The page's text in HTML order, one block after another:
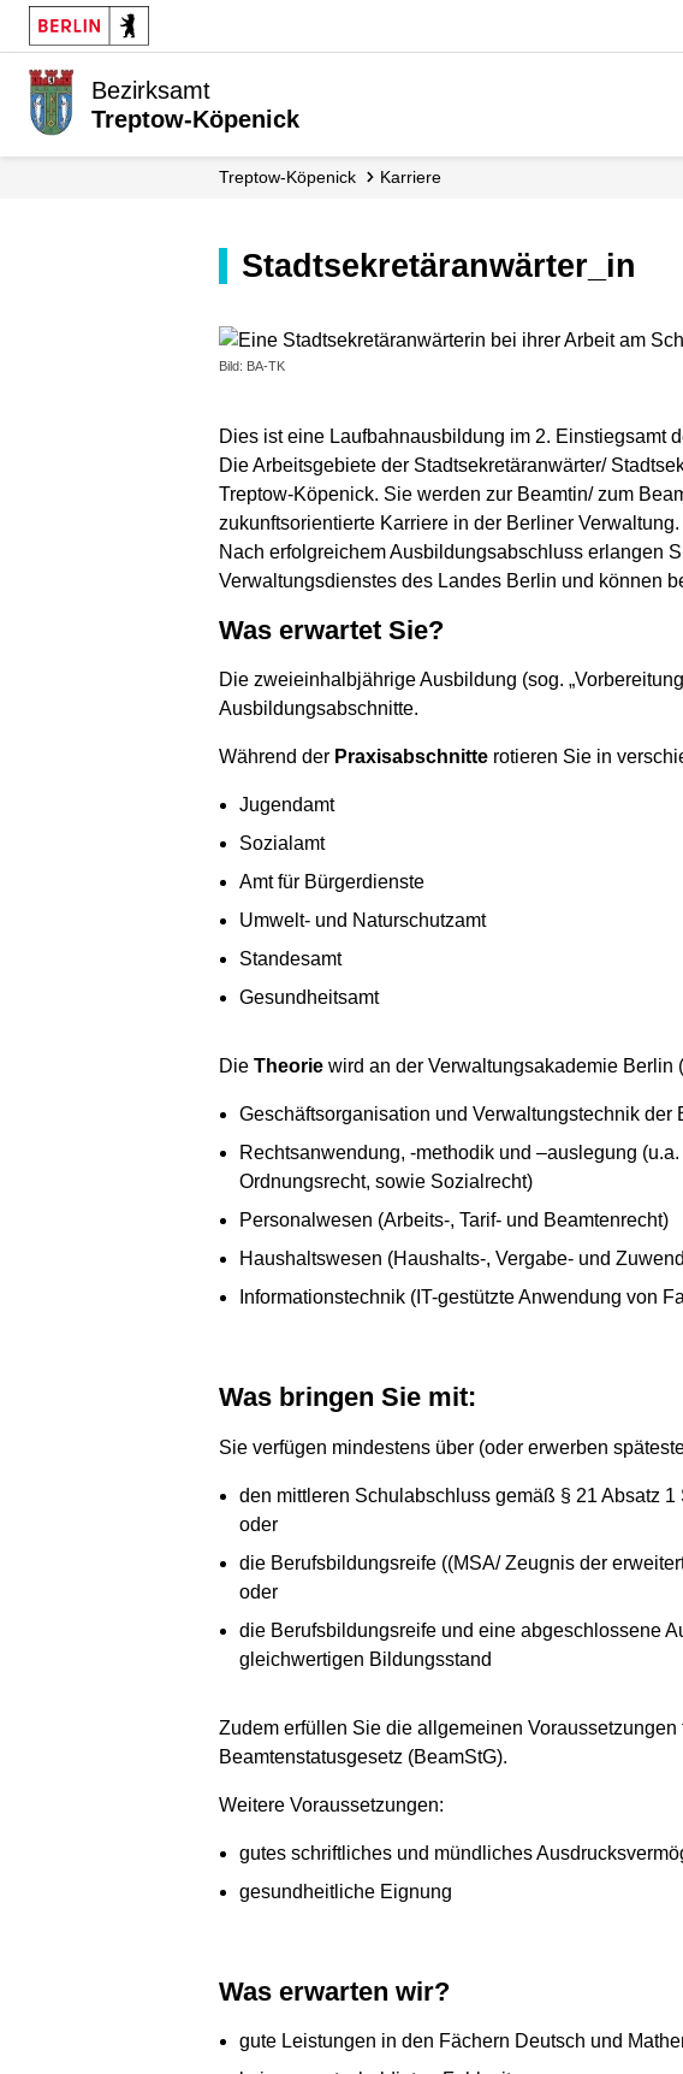
Bezirksamt
Treptow-Köpenick
Treptow-Köpenick Karriere
Stadtsekretäranwärter_in
Bild: BA-TK
Dies ist eine Laufbahnausbildung im 2. Einstiegsamt
Die Arbeitsgebiete der Stadtsekretäranwärter/
Treptow-Köpenick. Sie werden zur Beamtin/ zum
zukunftsorientierte Karriere in der Berliner Verwaltung.
Nach erfolgreichem Ausbildungsabschluss erlangen
Verwaltungsdienstes des Landes Berlin und können
Was erwartet Sie?
Die zweieinhalbjährige Ausbildung (sog.
Ausbildungsabschnitte.
Während der Praxisabschnitte rotieren Sie in
Jugendamt
Sozialamt
Amt für Bürgerdienste
Umwelt- und Naturschutzamt
Standesamt
Gesundheitsamt
Die Theorie wird an der Verwaltungsakademie Berlin
Geschäftsorganisation und Verwaltungstechnik der
Rechtsanwendung, -methodik und –auslegung
Ordnungsrecht, sowie Sozialrecht)
Personalwesen (Arbeits-, Tarif- und Beamtenrecht)
Haushaltswesen (Haushalts-, Vergabe- und
Informationstechnik (IT-gestützte Anwendung von
Was bringen Sie mit:
Sie verfügen mindestens über (oder erwerben
den mittleren Schulabschluss gemäß § 21 Absatz
oder
die Berufsbildungsreife ((MSA/ Zeugnis der
oder
die Berufsbildungsreife und eine abgeschlossene
gleichwertigen Bildungsstand
Zudem erfüllen Sie die allgemeinen
Beamtenstatusgesetz (BeamStG).
Weitere Voraussetzungen:
gutes schriftliches und mündliches
gesundheitliche Eignung
Was erwarten wir?
gute Leistungen in den Fächern Deutsch und